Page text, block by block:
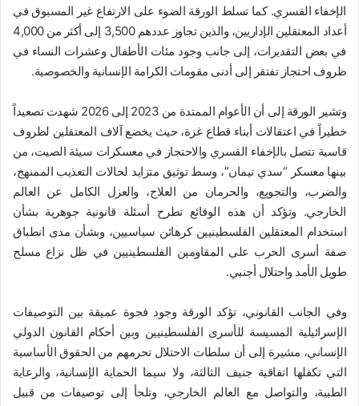
الإخفاء القسري. كما تسلط الورقة الضوء على الارتفاع غير المسبوق في
أعداد المعتقلين الإداريين، والذين تجاوز عددهم 3,500 إلى أكثر من 4,000
في بعض التقديرات، إلى جانب وجود مئات الأطفال وعشرات النساء في
ظروف احتجاز تفتقر إلى أدنى مقومات الكرامة الإنسانية والخصوصية.
وتشير الورقة إلى أن الأعوام الممتدة من 2023 إلى 2026 شهدت تصعيداً
خطيراً في اعتقالات أبناء قطاع غزة، حيث يخضع آلاف المعتقلين لظروف
قاسية تتصل بالإخفاء القسري والاحتجاز في معسكرات سيئة الصيت، من
بينها معسكر “سدي تيمان”، وسط توثيق متزايد لحالات التعذيب الممنهج،
والضرب، والتجويع، والحرمان من العلاج، والعزل الكامل عن العالم
الخارجي. وتؤكد أن هذه الوقائع تطرح أسئلة قانونية جوهرية بشأن
استخدام المعتقلين الفلسطينيين كرهائن سياسيين، وبشأن مدى انطباق
صفة أسرى الحرب على المقاومين الفلسطينيين في ظل نزاع مسلح
طويل الأمد واحتلال أجنبي.
وفي الجانب القانوني، تؤكد الورقة وجود فجوة عميقة بين التوصيفات
الإسرائيلية المسيسة للأسرى الفلسطينيين وبين أحكام القانون الدولي
الإنساني، مشيرة إلى أن سلطات الاحتلال تحرمهم من الحقوق الأساسية
التي تكفلها اتفاقية جنيف الثالثة، ولا سيما الحماية الإنسانية، والرعاية
الطبية، والتواصل مع العالم الخارجي، وتلجأ إلى توصيفات من قبيل